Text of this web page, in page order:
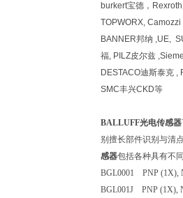
burkert宝德，
TOPWORX,
BANNER邦纳 ,UE,
福, PILZ皮尔兹
DESTACO迪斯泰克
SMC丰兴CKD等
BALLUFF光电传感器
别擅长部件识别与清
感器包括各种具有不
BGL0001 PNP (1X),
BGL001J PNP (1X),